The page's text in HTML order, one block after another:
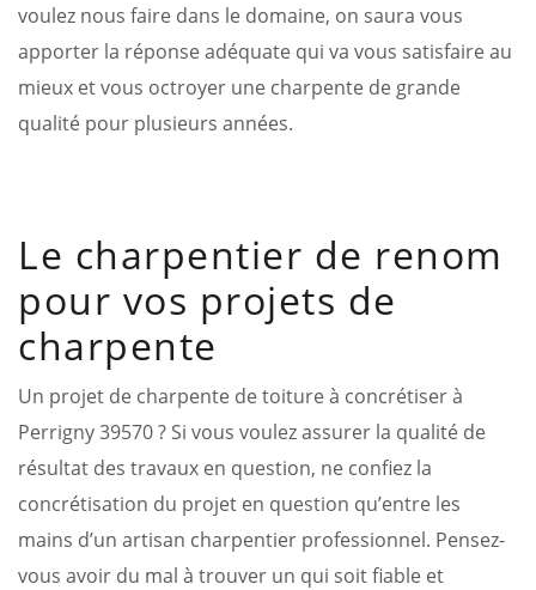
voulez nous faire dans le domaine, on saura vous
apporter la réponse adéquate qui va vous satisfaire au
mieux et vous octroyer une charpente de grande
qualité pour plusieurs années.
Le charpentier de renom
pour vos projets de
charpente
Un projet de charpente de toiture à concrétiser à
Perrigny 39570 ? Si vous voulez assurer la qualité de
résultat des travaux en question, ne confiez la
concrétisation du projet en question qu’entre les
mains d’un artisan charpentier professionnel. Pensez-
vous avoir du mal à trouver un qui soit fiable et